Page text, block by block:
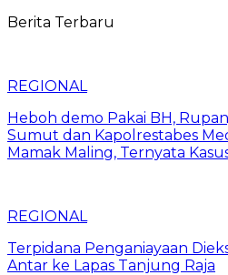
Berita Terbaru
REGIONAL
Heboh demo Pakai BH,
Sumut dan Kapolrestabes
Mamak Maling, Ternyata
REGIONAL
Terpidana Penganiayaan
Antar ke Lapas Tanjung Raja